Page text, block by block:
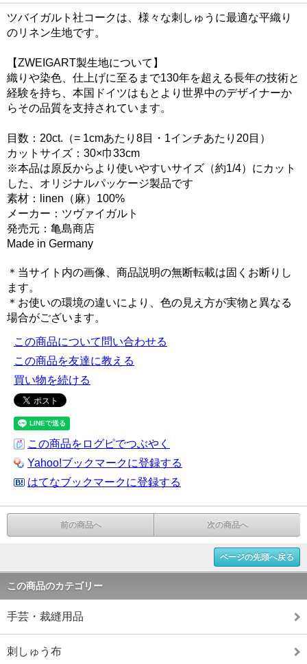
ツバイガルト社コークは、様々な刺しゅうに最適な平織り
のリネン生地です。
【ZWEIGART製生地について】
織りや染色、仕上げに至るまで130年を超える長年の技術と
経験を持ち、本国ドイツはもとより世界中のデザイナーか
らその品質を支持されています。
目数：20ct.（= 1cmあたり8目・1インチあたり20目）
カットサイズ：30×巾33cm
※本品は原反からより使いやすいサイズ（約1/4）にカット
した、オリジナルパッケージ製品です
素材：linen（麻）100%
メーカー：ツヴァイガルト
発売元：亀島商店
Made in Germany
＊当サイト内の画像、商品説明の無断転載は固くお断りし
ます。
＊お使いの環境の違いにより、色の見え方が実物と異なる
場合がございます。
この商品について問い合わせる
この商品を友達に教える
買い物を続ける
この商品をログピでつぶやく
Yahoo!ブックマークに登録する
はてなブックマークに登録する
前の商品へ 次の商品へ
ページの先頭へ戻る
この商品のカテゴリー
手芸・裁縫用品
刺しゅう布